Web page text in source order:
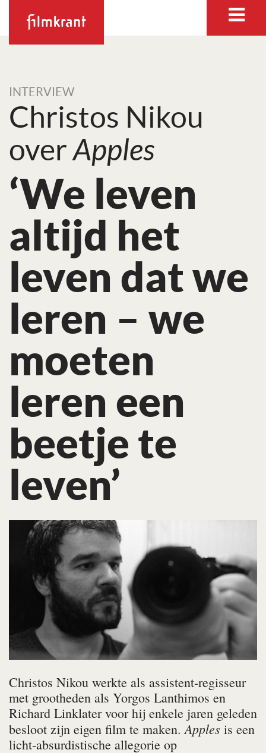
INTERVIEW
Christos Nikou
overApples
‘We leven
altijd het
leven dat we
leren – we
moeten
leren een
beetje te
leven’
Christos Nikou werkte als assistent-regisseur
met grootheden als Yorgos Lanthimos en
Richard Linklater voor hij enkele jaren geleden
besloot zijn eigen film te maken.Apples is een
licht-absurdistische allegorie op